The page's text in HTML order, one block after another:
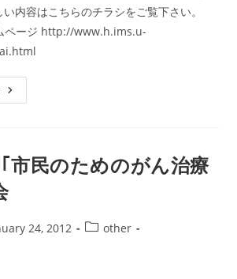
内容はこちらのチラシをご覧下さい。
ページ http://www.h.ims.u-
2012-
3-
科
属
病
ん
市民のためのがん治療
24, 2012
Postother